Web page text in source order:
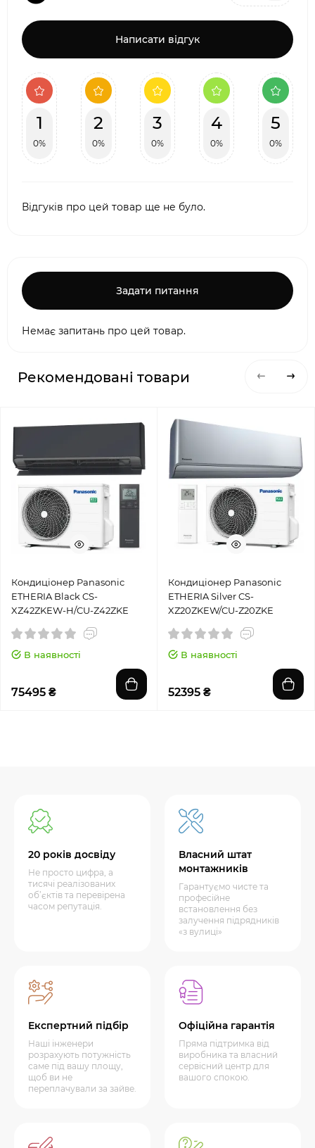
Написати відгук
1
0%
2
0%
3
0%
4
0%
5
0%
Відгуків про цей товар ще не було.
Задати питання
Немає запитань про цей товар.
Рекомендовані товари
Кондиціонер Panasonic
ETHERIA Black CS-
XZ42ZKEW-H/CU-Z42ZKE
В наявності
75495 ₴
Кондиціонер Panasonic
ETHERIA Silver CS-
XZ20ZKEW/CU-Z20ZKE
В наявності
52395 ₴
20 років досвіду
Не просто цифра, а
тисячі реалізованих
об’єктів та перевірена
часом репутація.
Власний штат
монтажників
Гарантуємо чисте та
професійне
встановлення без
залучення підрядників
«з вулиці»
Експертний підбір
Наші інженери
розрахують потужність
саме під вашу площу,
щоб ви не
переплачували за зайве.
Офіційна гарантія
Пряма підтримка від
виробника та власний
сервісний центр для
вашого спокою.